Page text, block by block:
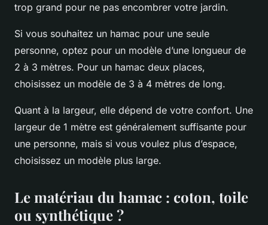
trop grand pour ne pas encombrer votre jardin.
Si vous souhaitez un hamac pour une seule
personne, optez pour un modèle d’une longueur de
2 à 3 mètres. Pour un hamac deux places,
choisissez un modèle de 3 à 4 mètres de long.
Quant à la largeur, elle dépend de votre confort. Une
largeur de 1 mètre est généralement suffisante pour
une personne, mais si vous voulez plus d’espace,
choisissez un modèle plus large.
Le matériau du hamac : coton, toile
ou synthétique ?